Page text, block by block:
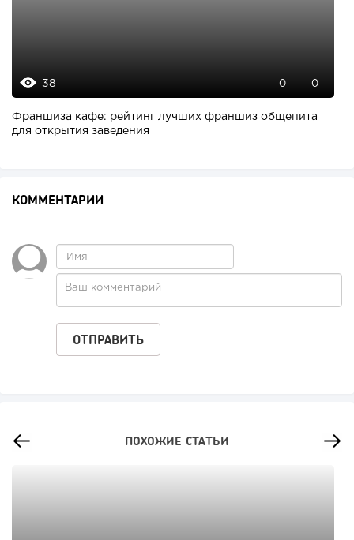
38 0 0
Франшиза кафе: рейтинг лучших франшиз общепита
для открытия заведения
КОММЕНТАРИИ
ПОХОЖИЕ СТАТЬИ